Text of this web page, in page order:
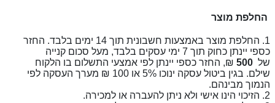
החלפת מוצר
1. החלפת מוצר באמצעות חשבונית תוך 14 ימים בלבד. החזר
כספי יינתן כחוק תוך 7
ימי עסקים בלבד, מעל סכום קנייה
של
₪, החזר כספי יינתן לפי אמצעי התשלום בו הלקוח
שילם. בגין ביטול עסקה ינוכו 5% או 100 ₪ מערך העסקה לפי
הנמוך מבינהם.
2. הזיכוי הינו אישי ולא ניתן להעברה או למכירה.